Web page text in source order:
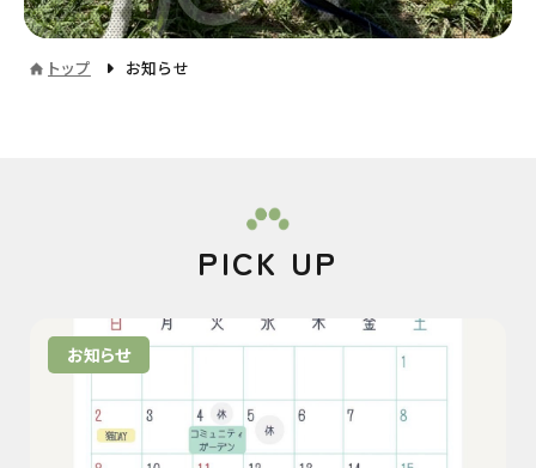
トップ お知らせ
PICK UP
お知らせ